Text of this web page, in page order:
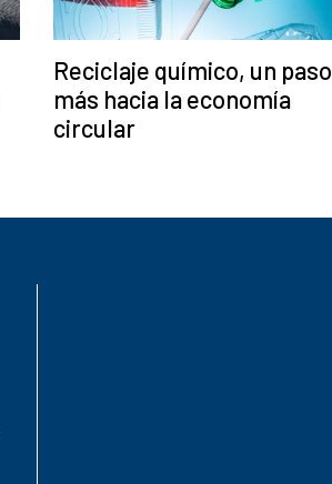
Reciclaje químico, un paso
más hacia la economía
circular